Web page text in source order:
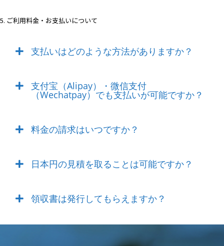
5. ご利用料金・お支払いについて
支払いはどのような方法がありますか？
支付宝（Alipay）・微信支付
（Wechatpay）でも支払いが可能ですか？
料金の請求はいつですか？
日本円の見積を取ることは可能ですか？
領収書は発行してもらえますか？